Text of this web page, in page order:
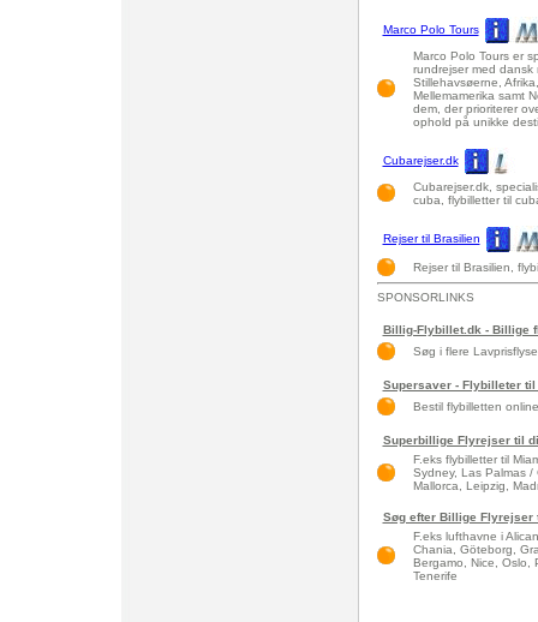
Marco Polo Tours
Marco Polo Tours er
rundrejser med dansk
Stillehavsøerne,
Mellemamerika samt
dem, der prioriterer
ophold på unikke
Cubarejser.dk
Cubarejser.dk,
cuba, flybilletter til
Rejser til Brasilien
Rejser til Brasilien,
SPONSORLINKS
Billig-Flybillet.dk - Billige
Søg i flere
Supersaver - Flybilleter
Bestil flybilletten
Superbillige Flyrejser til
F.eks flybilletter til
Sydney, Las Palmas /
Mallorca, Leipzig,
Søg efter Billige Flyrejser
F.eks lufthavne i
Chania, Göteborg,
Bergamo, Nice, Oslo,
Tenerife